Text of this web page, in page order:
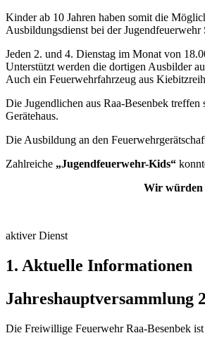
Kinder ab 10 Jahren haben somit die
Ausbildungsdienst bei der Jugendfeuerwehr
Jeden 2. und 4. Dienstag im Monat von
Unterstützt werden die dortigen Ausbilder
Auch ein Feuerwehrfahrzeug aus
Die Jugendlichen aus Raa-Besenbek
Gerätehaus.
Die Ausbildung an den
Zahlreiche „Jugendfeuerwehr-Kids“
Wir würden
aktiver Dienst
1. Aktuelle Informationen
Jahreshauptversammlung
Die Freiwillige Feuerwehr Raa-Besenbek